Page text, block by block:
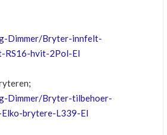
Dimmer/Bryter-innfelt-
RS16-hvit-2Pol-El
Dimmer/Bryter-tilbehoer-
brytere-L339-El